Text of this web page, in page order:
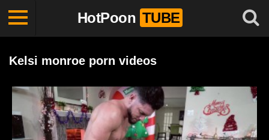
HotPoon TUBE
Kelsi monroe porn videos